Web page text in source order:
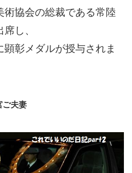
術協会の総裁である常陸
し、
彰メダルが授与されま
ご夫妻